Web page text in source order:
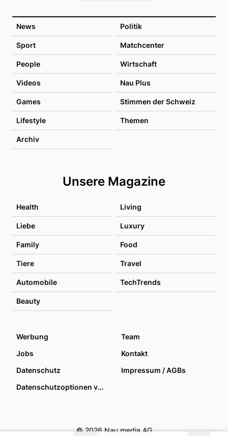
News Politik
Sport Matchcenter
People Wirtschaft
Videos Nau Plus
Games Stimmen der Schweiz
Lifestyle Themen
Archiv
Unsere Magazine
Health Living
Liebe Luxury
Family Food
Tiere Travel
Automobile TechTrends
Beauty
Werbung
Team
Jobs
Kontakt
Datenschutz
Impressum / AGBs
Datenschutzoptionen verwalten
© 2026 Nau media AG